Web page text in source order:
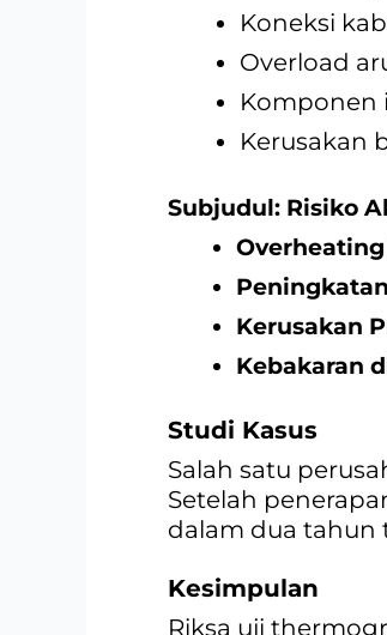
Koneksi
Overload
Komponen
Kerusakan
Subjudul: Risiko
Kerusakan
Kebakaran
Studi Kasus
Salah satu
Setelah
dalam dua tahun
Kesimpulan
Riksa uji